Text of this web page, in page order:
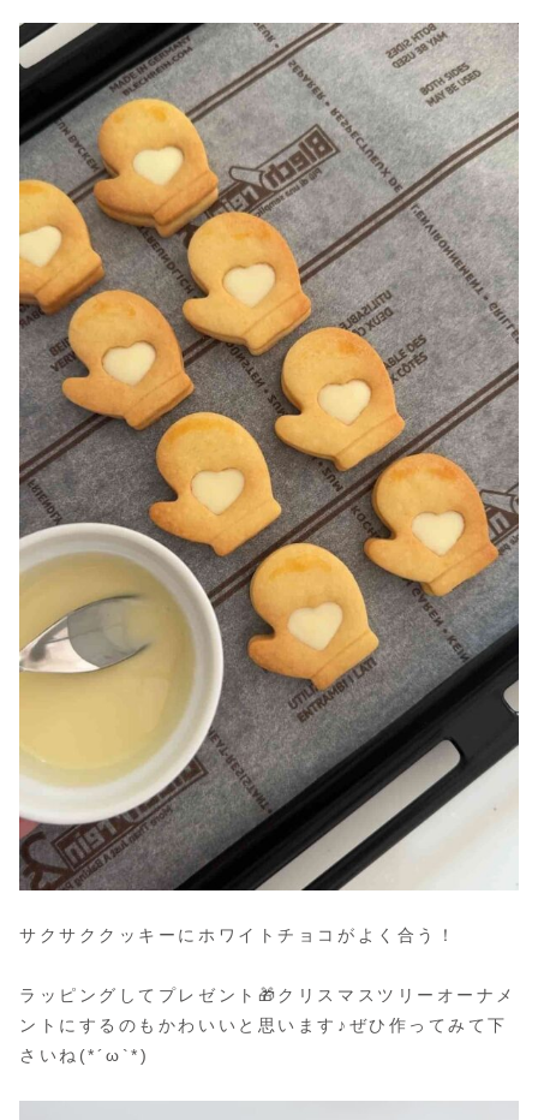
サクサククッキーにホワイトチョコがよく合う！
ラッピングしてプレゼント🎁クリスマスツリーオーナメ
ントにするのもかわいいと思います♪ぜひ作ってみて下
さいね(*´ω`*)